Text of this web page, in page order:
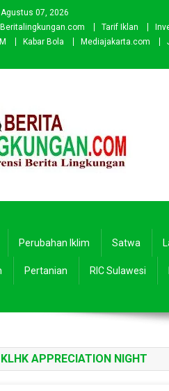
07, 2026
Tarif Iklan
Kabar Bola Mediajakarta.com
Perubahan Iklim Satwa
Pertanian RIC Sulawesi
KLHK APPRECIATION NIGHT